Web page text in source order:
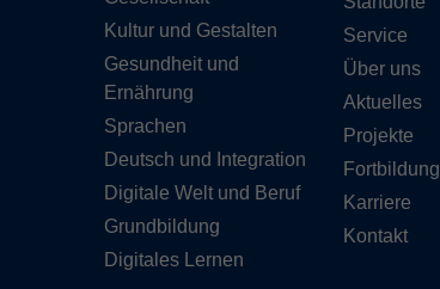
Kultur und Gestalten
Gesundheit und
Ernährung
Sprachen
Deutsch und Integration
Digitale Welt und Beruf
Grundbildung
Digitales Lernen
Service
Über uns
Aktuelles
Projekte
Fortbildung
Karriere
Kontakt